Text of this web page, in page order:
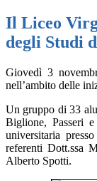
Il Liceo
degli Studi
Giovedì 3
nell’ambito delle
Un gruppo di 33
Biglione, Passeri
universitaria
referenti Dott.ssa
Alberto Spotti.